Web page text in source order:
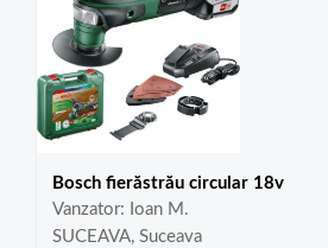
Bosch fierăstrău circular 18v
Vanzator: Ioan M.
SUCEAVA, Suceava